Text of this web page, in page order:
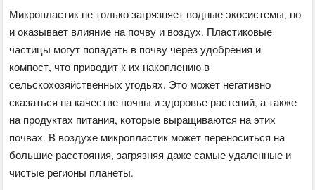
Микропластик не только загрязняет водные экосистемы, но
и оказывает влияние на почву и воздух. Пластиковые
частицы могут попадать в почву через удобрения и
компост, что приводит к их накоплению в
сельскохозяйственных угодьях. Это может негативно
сказаться на качестве почвы и здоровье растений, а также
на продуктах питания, которые выращиваются на этих
почвах. В воздухе микропластик может переноситься на
большие расстояния, загрязняя даже самые удаленные и
чистые регионы планеты.